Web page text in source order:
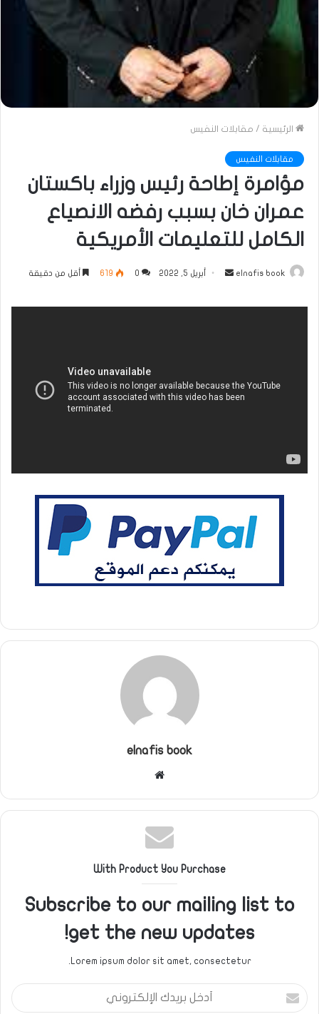
الرئيسية / مقابلات النفيس
مقابلات النفيس
مؤامرة إطاحة رئيس وزراء باكستان
عمران خان بسبب رفضه الانصياع
الكامل للتعليمات الأمريكية
elnafis book
أرسل
إلكترونيا
أبريل 5, 2022 0
619 أقل من دقيقة
elnafis book
With Product You Purchase
Subscribe to our mailing list to
get the new updates!
Lorem ipsum dolor sit amet, consectetur.
أدخل
بريدك